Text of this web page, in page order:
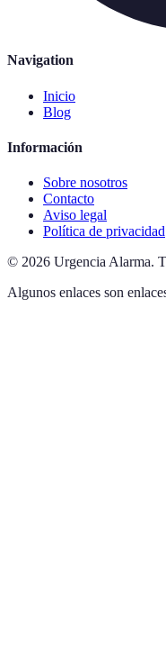
Navigation
Inicio
Blog
Información
Sobre nosotros
Contacto
Aviso legal
Política de privacidad
© 2026 Urgencia Alarma.
Algunos enlaces son